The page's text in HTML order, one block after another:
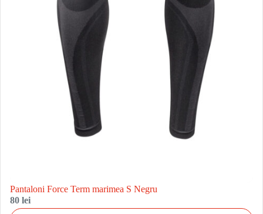
Pantaloni Force Term marimea S Negru
80 lei